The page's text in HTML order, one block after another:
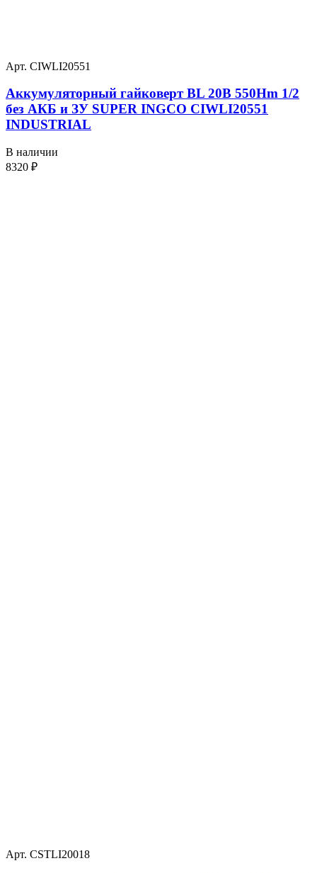
Арт. CIWLI20551
Аккумуляторный гайковерт BL 20В 550Hm 1/2
без АКБ и ЗУ SUPER INGCO CIWLI20551
INDUSTRIAL
В наличии
8320 ₽
Арт. CSTLI20018